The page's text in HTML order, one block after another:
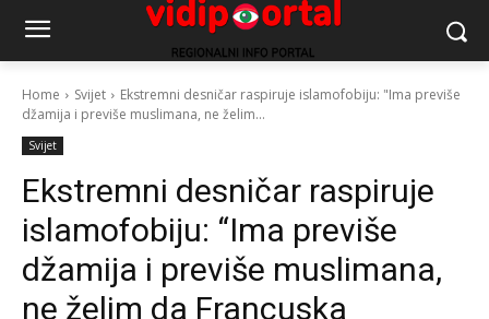
Home Svijet
Ekstremni desničar raspiruje islamofobiju: "Ima previše
džamija i previše muslimana, ne želim...
Svijet
Ekstremni desničar raspiruje
islamofobiju: “Ima previše
džamija i previše muslimana,
ne želim da Francuska